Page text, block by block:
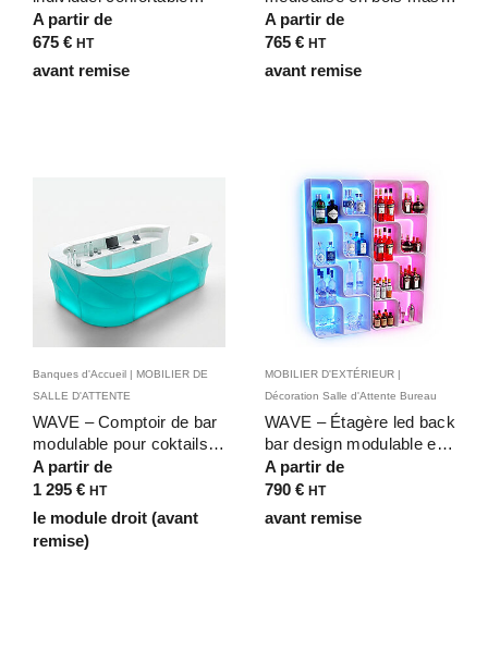
pour EHPAD et espaces
d’accueil
A partir de
675 € HT
avant remise
pour établissements de
santé et d’hébergement
A partir de
765 € HT
avant remise
Banques d'Accueil | MOBILIER DE
SALLE D'ATTENTE
WAVE – Comptoir de bar
modulable pour coktails
VIP avec ou sans
éclairage LED
A partir de
1 295 € HT
le module droit (avant
remise)
MOBILIER D'EXTÉRIEUR |
Décoration Salle d'Attente Bureau
WAVE – Étagère led back
bar design modulable et
lumineuse
A partir de
790 € HT
avant remise